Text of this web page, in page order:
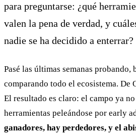
para preguntarse: ¿qué
valen la pena de verdad, y
nadie se ha decidido a enterrar?
Pasé las últimas semanas probando,
comparando todo el ecosistema. De
El resultado es claro: el campo ya no
herramientas peleándose por early
ganadores, hay perdedores, y el